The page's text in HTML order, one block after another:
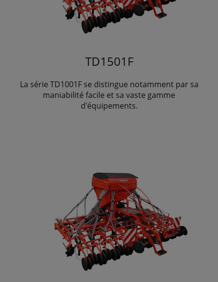
TD1501F
La série TD1001F se distingue notamment par sa
maniabilité facile et sa vaste gamme
d'équipements.